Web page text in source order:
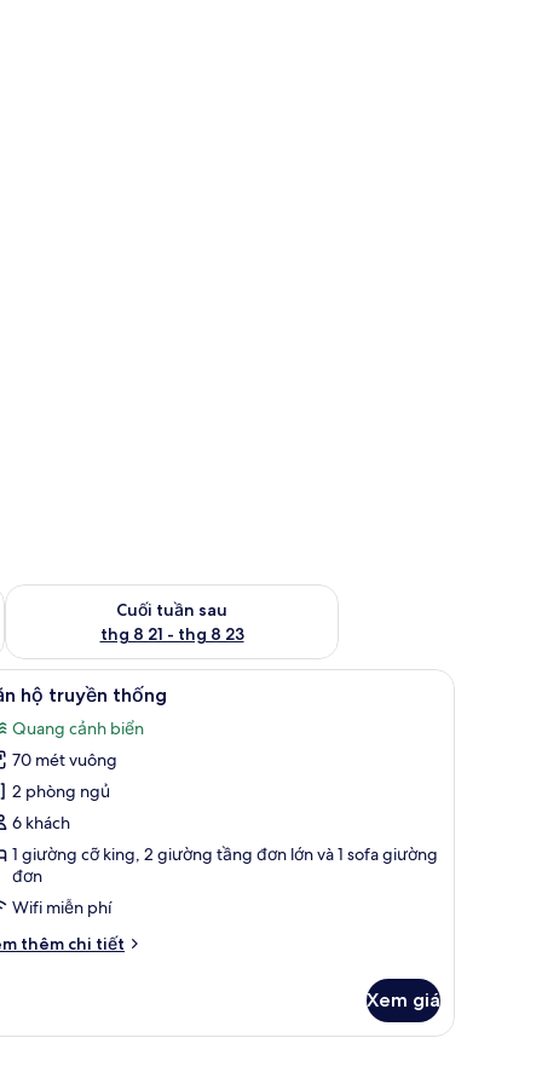
8 14 - thg 8 16
Cuối tuần sau
thg 8 21 - thg 8 23
Kiểm tra lượng phòng cuối tuần tới từ thg 8 21 - thg 8 23
khách | TV plasma 50-inch có truyền hình kỹ thuật số, TV
Buồng tắm vòi sen, máy sấy tóc, khăn tắm,
3 hộ truyền thống
Quang cảnh biển
70 mét vuông
2 phòng ngủ
6 khách
1 giường cỡ king, 2 giường tầng đơn lớn và 1 sofa giường
đơn
Wifi miễn phí
thêm chi tiết
Xem giá
xà phòng